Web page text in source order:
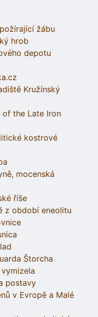
žábu
hrob
depotu
Kružínský
the Late Iron
kostrové
mocenská
říše
z období eneolitu
Štorcha
postavy
v Evropě a Malé